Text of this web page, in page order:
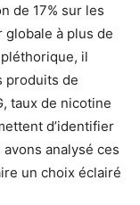
de 17% sur les
à plus de
il
produits de
taux de nicotine
d’identifier
analysé ces
un choix éclairé